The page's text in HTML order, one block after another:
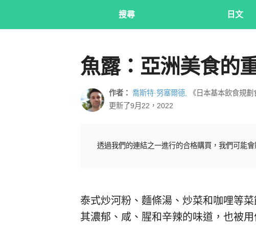
搜尋 日文
魚露：亞洲美食的
作者： 喬斯特·努塞爾德,
《日本基本飲食規
更新了9月22，2022
透過我們的連結之一進行的合格購買，我們可能會
泰式炒河粉、麵條湯、炒菜和咖哩等
其濃郁、咸、腥和辛辣的味道，也被